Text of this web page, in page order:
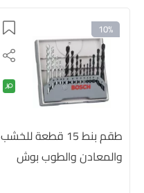
10%
طقم بنط 15 قطعة للخشب
والمعادن والطوب بوش